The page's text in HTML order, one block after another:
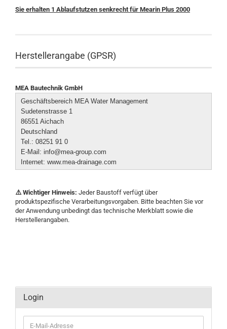
Sie erhalten 1 Ablaufstutzen senkrecht für Mearin Plus 2000
Herstellerangabe (GPSR)
MEA Bautechnik GmbH
Geschäftsbereich MEA Water Management
Sudetenstrasse 1
86551 Aichach
Deutschland
Tel.: 08251 91 0
E-Mail: info@mea-group.com
Internet: www.mea-drainage.com
⚠️ Wichtiger Hinweis: Jeder Baustoff verfügt über
produktspezifische Verarbeitungsvorgaben. Bitte beachten Sie vor
der Anwendung unbedingt das technische Merkblatt sowie die
Herstellerangaben.
Login
E-